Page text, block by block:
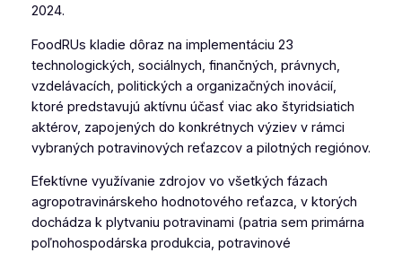
2024.
FoodRUs kladie dôraz na implementáciu 23
technologických, sociálnych, finančných, právnych,
vzdelávacích, politických a organizačných inovácií,
ktoré predstavujú aktívnu účasť viac ako štyridsiatich
aktérov, zapojených do konkrétnych výziev v rámci
vybraných potravinových reťazcov a pilotných regiónov.
Efektívne využívanie zdrojov vo všetkých fázach
agropotravinárskeho hodnotového reťazca, v ktorých
dochádza k plytvaniu potravinami (patria sem primárna
poľnohospodárska produkcia, potravinové